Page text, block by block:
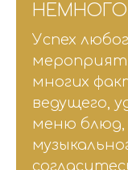
Успех
многих
ведущего,
меню блюд,